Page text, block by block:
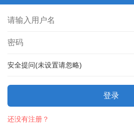
安全提问(未设置请忽略)
登录
还没有注册？